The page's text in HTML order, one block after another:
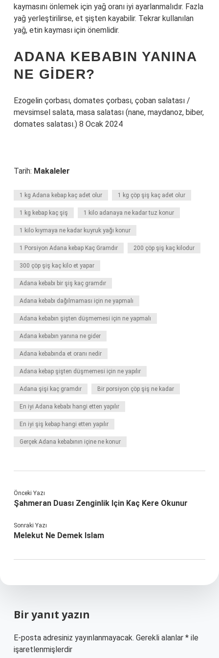
kaymasını önlemek için yağ oranı iyi ayarlanmalıdır. Fazla
yağ yerleştirilirse, et şişten kayabilir. Tekrar kullanılan
yağ, etin kayması için önemlidir.
ADANA KEBABIN YANINA
NE GIDER?
Ezogelin çorbası, domates çorbası, çoban salatası /
mevsimsel salata, masa salatası (nane, maydanoz, biber,
domates salatası.) 8 Ocak 2024
Tarih: Makaleler
1 kg Adana kebap kaç adet olur 1 kg çöp şiş kaç adet olur
1 kg kebap kaç şiş 1 kilo adanaya ne kadar tuz konur
1 kilo kıymaya ne kadar kuyruk yağı konur
1 Porsiyon Adana kebap Kaç Gramdır 200 çöp şiş kaç kilodur
300 çöp şiş kaç kilo et yapar
Adana kebabı bir şiş kaç gramdır
Adana kebabı dağılmaması için ne yapmalı
Adana kebabın şişten düşmemesi için ne yapmalı
Adana kebabın yanına ne gider
Adana kebabında et oranı nedir
Adana kebap şişten düşmemesi için ne yapılır
Adana şişi kaç gramdır Bir porsiyon çöp şiş ne kadar
En iyi Adana kebabı hangi etten yapılır
En iyi şiş kebap hangi etten yapılır
Gerçek Adana kebabının içine ne konur
Önceki Yazı
Şahmeran Duası Zenginlik Için Kaç Kere Okunur
Sonraki Yazı
Melekut Ne Demek Islam
Bir yanıt yazın
E-posta adresiniz yayınlanmayacak. Gerekli alanlar * ile
işaretlenmişlerdir